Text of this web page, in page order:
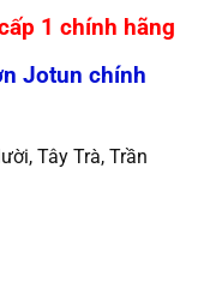
1 chính hãng
Jotun chính
Tây Trà, Trần